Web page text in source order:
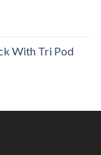
With Tri Pod